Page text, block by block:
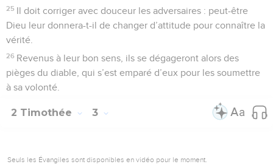
25 Il doit corriger avec douceur les adversaires : peut-être
Dieu leur donnera-t-il de changer d’attitude pour connaître la
vérité.
26 Revenus à leur bon sens, ils se dégageront alors des
pièges du diable, qui s’est emparé d’eux pour les soumettre
à sa volonté.
2 Timothée 3
Seuls les Évangiles sont disponibles en vidéo pour le moment.